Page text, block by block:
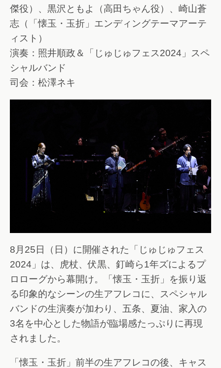
傑役）、黒沢ともよ（高田ちゃん役）、崎山蒼
志（「懐玉・玉折」エンディングテーマアーテ
ィスト）
演奏：照井順政＆「じゅじゅフェス2024」スペ
シャルバンド
司会：松澤ネキ
8月25日（日）に開催された「じゅじゅフェス
2024」は、虎杖、伏黒、釘崎ら1年ズによるプ
ロローグから幕開け。「懐玉・玉折」を振り返
る印象的なシーンの生アフレコに、スペシャル
バンドの生演奏が加わり、五条、夏油、家入の
3名を中心とした物語が臨場感たっぷりに再現
されました。
「懐玉・玉折」前半の生アフレコの後、キャス